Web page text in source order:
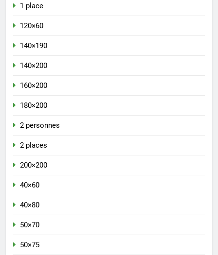
1 place
120×60
140×190
140×200
160×200
180×200
2 personnes
2 places
200×200
40×60
40×80
50×70
50×75